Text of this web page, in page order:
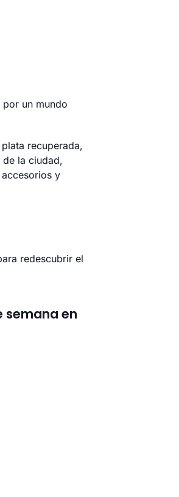
un mundo
recuperada,
la ciudad,
y
redescubrir el
semana en